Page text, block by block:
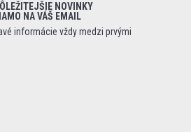
NOVINKY
NA VÁŠ EMAIL
informácie vždy medzi prvými